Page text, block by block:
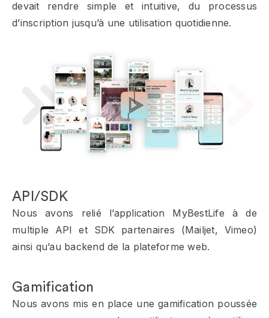
devait rendre simple et intuitive, du processus
d’inscription jusqu’à une utilisation quotidienne.
API/SDK
Nous avons relié l’application MyBestLife à de
multiple API et SDK partenaires (Mailjet, Vimeo)
ainsi qu’au backend de la plateforme web.
Gamification
Nous avons mis en place une gamification poussée